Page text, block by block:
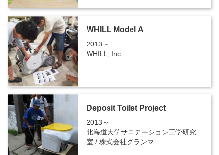
WHILL Model A
2013～
WHILL, Inc.
Deposit Toilet Project
2013～
北海道大学サニテーション工学研究
室 / 株式会社グランマ